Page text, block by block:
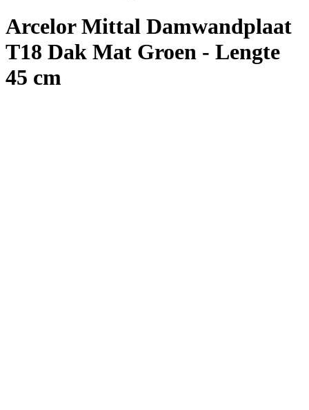
Arcelor Mittal Damwandplaat
T18 Dak Mat Groen - Lengte
45 cm